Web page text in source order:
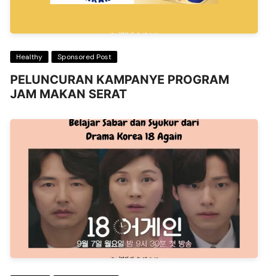
Healthy Sponsored Post
PELUNCURAN KAMPANYE PROGRAM
JAM MAKAN SERAT